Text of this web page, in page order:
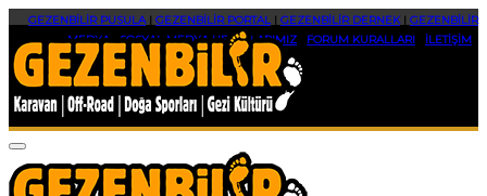
GEZENBİLİR PUSULA| GEZENBİLİR PORTAL| GEZENBİLİR DERNEK| GEZENBİLİR
MEDYA|SOSYAL MEDYA HESAPLARIMIZ FORUM KURALLARI İLETİŞİM